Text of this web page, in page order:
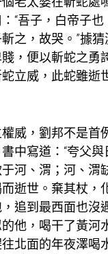
“吾子，白帝子
之，故哭。”據
，便以斬蛇之勇
立威，此蛇雖逝
威，劉邦不是首
中寫道：“夸父與
河、渭；河、渭
逝世。棄其杖，
追到最西面也沒
他，喝干了黃河
北面的年夜澤喝